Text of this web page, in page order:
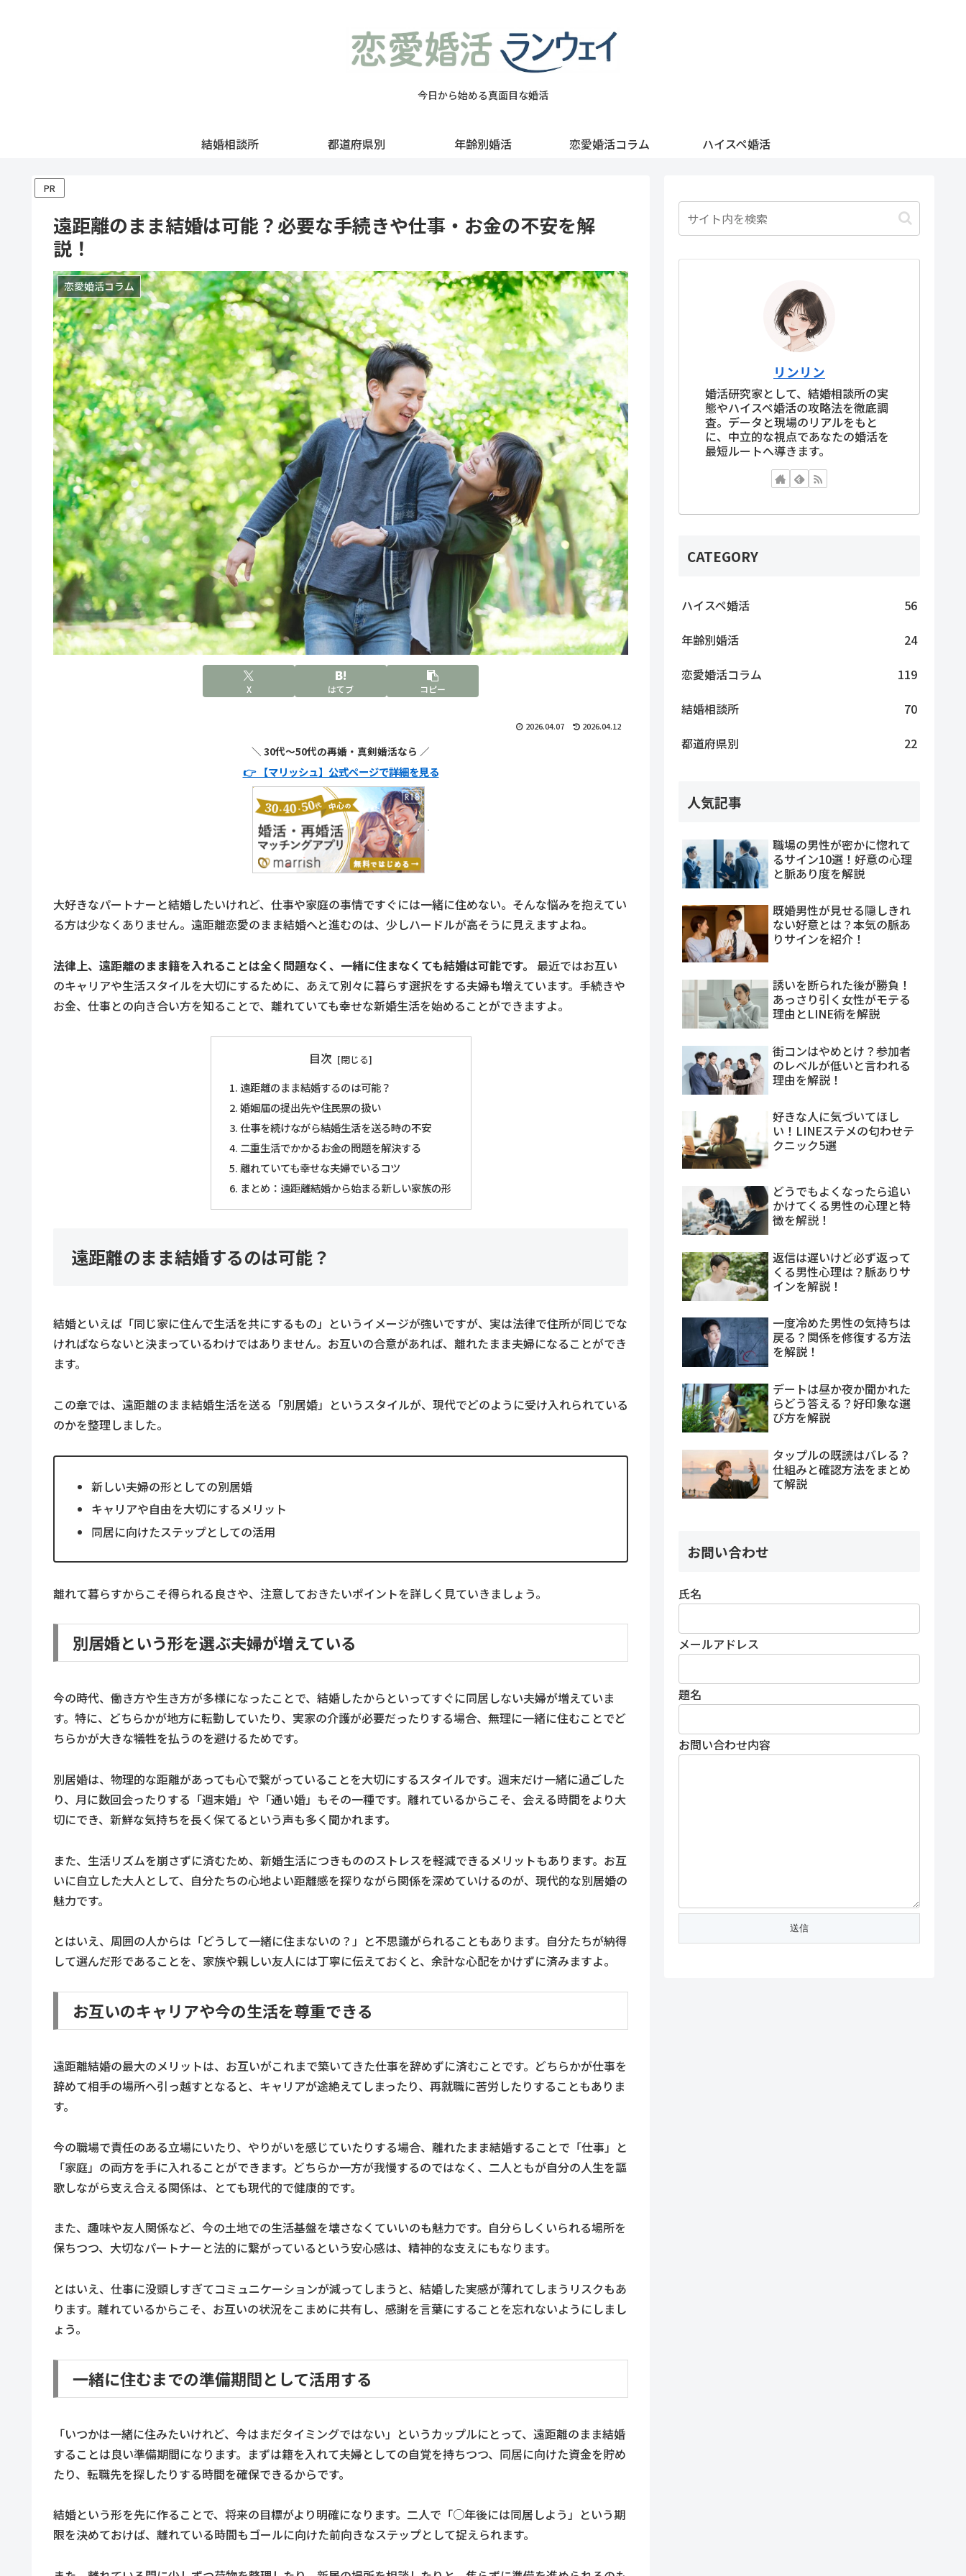
今日から始める真面目な婚活
結婚相談所 都道府県別 年齢別婚活 恋愛婚活コラム ハイスペ婚活
PR
遠距離のまま結婚は可能？必要な手続きや仕事・お金の不安を解
説！
恋愛婚活コラム
X はてブ コピー
2026.04.07 2026.04.12
＼ 30代〜50代の再婚・真剣婚活なら ／
👉 【マリッシュ】公式ページで詳細を見る
大好きなパートナーと結婚したいけれど、仕事や家庭の事情ですぐには一緒に住めない。そんな悩みを抱えてい
る方は少なくありません。遠距離恋愛のまま結婚へと進むのは、少しハードルが高そうに見えますよね。
法律上、遠距離のまま籍を入れることは全く問題なく、一緒に住まなくても結婚は可能です。 最近ではお互い
のキャリアや生活スタイルを大切にするために、あえて別々に暮らす選択をする夫婦も増えています。手続きや
お金、仕事との向き合い方を知ることで、離れていても幸せな新婚生活を始めることができますよ。
目次
遠距離のまま結婚するのは可能？
婚姻届の提出先や住民票の扱い
仕事を続けながら結婚生活を送る時の不安
二重生活でかかるお金の問題を解決する
離れていても幸せな夫婦でいるコツ
まとめ：遠距離結婚から始まる新しい家族の形
遠距離のまま結婚するのは可能？
結婚といえば「同じ家に住んで生活を共にするもの」というイメージが強いですが、実は法律で住所が同じでな
ければならないと決まっているわけではありません。お互いの合意があれば、離れたまま夫婦になることができ
ます。
この章では、遠距離のまま結婚生活を送る「別居婚」というスタイルが、現代でどのように受け入れられている
のかを整理しました。
新しい夫婦の形としての別居婚
キャリアや自由を大切にするメリット
同居に向けたステップとしての活用
離れて暮らすからこそ得られる良さや、注意しておきたいポイントを詳しく見ていきましょう。
別居婚という形を選ぶ夫婦が増えている
今の時代、働き方や生き方が多様になったことで、結婚したからといってすぐに同居しない夫婦が増えていま
す。特に、どちらかが地方に転勤していたり、実家の介護が必要だったりする場合、無理に一緒に住むことでど
ちらかが大きな犠牲を払うのを避けるためです。
別居婚は、物理的な距離があっても心で繋がっていることを大切にするスタイルです。週末だけ一緒に過ごした
り、月に数回会ったりする「週末婚」や「通い婚」もその一種です。離れているからこそ、会える時間をより大
切にでき、新鮮な気持ちを長く保てるという声も多く聞かれます。
また、生活リズムを崩さずに済むため、新婚生活につきもののストレスを軽減できるメリットもあります。お互
いに自立した大人として、自分たちの心地よい距離感を探りながら関係を深めていけるのが、現代的な別居婚の
魅力です。
とはいえ、周囲の人からは「どうして一緒に住まないの？」と不思議がられることもあります。自分たちが納得
して選んだ形であることを、家族や親しい友人には丁寧に伝えておくと、余計な心配をかけずに済みますよ。
お互いのキャリアや今の生活を尊重できる
遠距離結婚の最大のメリットは、お互いがこれまで築いてきた仕事を辞めずに済むことです。どちらかが仕事を
辞めて相手の場所へ引っ越すとなると、キャリアが途絶えてしまったり、再就職に苦労したりすることもありま
す。
今の職場で責任のある立場にいたり、やりがいを感じていたりする場合、離れたまま結婚することで「仕事」と
「家庭」の両方を手に入れることができます。どちらか一方が我慢するのではなく、二人ともが自分の人生を謳
歌しながら支え合える関係は、とても現代的で健康的です。
また、趣味や友人関係など、今の土地での生活基盤を壊さなくていいのも魅力です。自分らしくいられる場所を
保ちつつ、大切なパートナーと法的に繋がっているという安心感は、精神的な支えにもなります。
とはいえ、仕事に没頭しすぎてコミュニケーションが減ってしまうと、結婚した実感が薄れてしまうリスクもあ
ります。離れているからこそ、お互いの状況をこまめに共有し、感謝を言葉にすることを忘れないようにしまし
ょう。
一緒に住むまでの準備期間として活用する
「いつかは一緒に住みたいけれど、今はまだタイミングではない」というカップルにとって、遠距離のまま結婚
することは良い準備期間になります。まずは籍を入れて夫婦としての自覚を持ちつつ、同居に向けた資金を貯め
たり、転職先を探したりする時間を確保できるからです。
結婚という形を先に作ることで、将来の目標がより明確になります。二人で「○年後には同居しよう」という期
限を決めておけば、離れている時間もゴールに向けた前向きなステップとして捉えられます。
リンリン
婚活研究家として、結婚相談所の実
態やハイスペ婚活の攻略法を徹底調
査。データと現場のリアルをもと
に、中立的な視点であなたの婚活を
最短ルートへ導きます。
CATEGORY
ハイスペ婚活
56
年齢別婚活
24
恋愛婚活コラム
119
結婚相談所
70
都道府県別
22
人気記事
職場の男性が密かに惚れて
るサイン10選！好意の心理
と脈あり度を解説
既婚男性が見せる隠しきれ
ない好意とは？本気の脈あ
りサインを紹介！
誘いを断られた後が勝負！
あっさり引く女性がモテる
理由とLINE術を解説
街コンはやめとけ？参加者
のレベルが低いと言われる
理由を解説！
好きな人に気づいてほし
い！LINEステメの匂わせテ
クニック5選
どうでもよくなったら追い
かけてくる男性の心理と特
徴を解説！
返信は遅いけど必ず返って
くる男性心理は？脈ありサ
インを解説！
一度冷めた男性の気持ちは
戻る？関係を修復する方法
を解説！
デートは昼か夜か聞かれた
らどう答える？好印象な選
び方を解説
タップルの既読はバレる？
仕組みと確認方法をまとめ
て解説
お問い合わせ
氏名
メールアドレス
題名
お問い合わせ内容